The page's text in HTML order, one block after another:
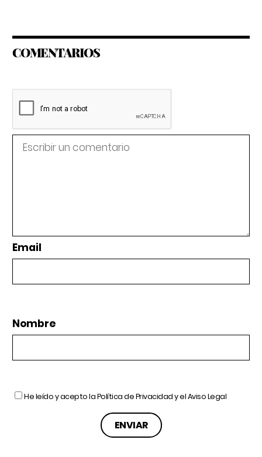
COMENTARIOS
Email
Nombre
He leído y acepto laPolítica de Privacidady elAviso Legal